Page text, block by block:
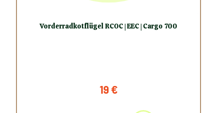
Vorderradkotflügel RCOC | EEC | Cargo 700
19€